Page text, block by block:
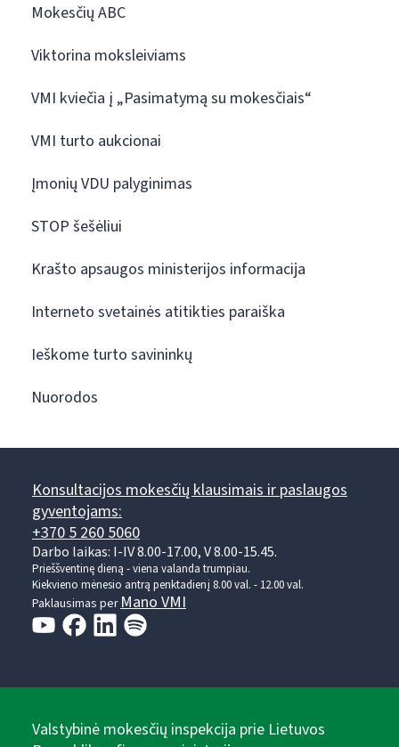
Mokesčių ABC
Viktorina moksleiviams
VMI kviečia į „Pasimatymą su mokesčiais“
VMI turto aukcionai
Įmonių VDU palyginimas
STOP šešėliui
Krašto apsaugos ministerijos informacija
Interneto svetainės atitikties paraiška
Ieškome turto savininkų
Nuorodos
Konsultacijos mokesčių klausimais ir paslaugos
gyventojams:
+370 5 260 5060
Darbo laikas: I-IV 8.00-17.00, V 8.00-15.45.
Prieššventinę dieną - viena valanda trumpiau.
Kiekvieno mėnesio antrą penktadienį 8.00 val. - 12.00 val.
Paklausimas per Mano VMI
Valstybinė mokesčių inspekcija prie Lietuvos